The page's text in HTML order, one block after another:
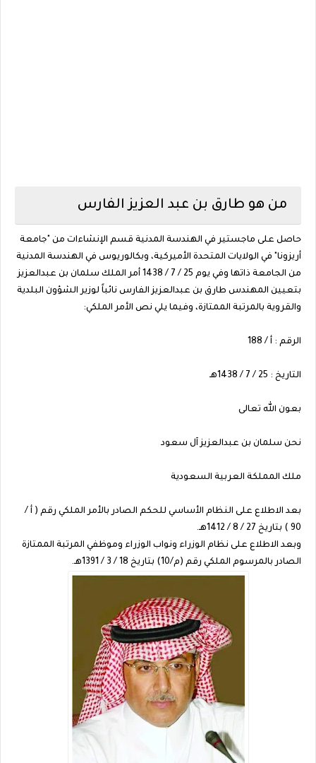
من هو طارق بن عبد العزيز الفارس
حاصل على ماجستير في الهندسة المدنية قسم الإنشاءات من "جامعة
أريزونا" في الولايات المتحدة الأميركية، وبكالوريوس في الهندسة المدنية
من الجامعة ذاتها وفي يوم 25 / 7 / 1438 أمر الملك سلمان بن عبدالعزيز
بتعيين المهندس طارق بن عبدالعزيز الفارس نائباً لوزير الشؤون البلدية
والقروية بالمرتبة الممتازة، وفيما يلي نص الأمر الملكي:
الرقم : أ / 188
التاريخ : 25 / 7 / 1438هـ
بعون الله تعالى
نحن سلمان بن عبدالعزيز آل سعود
ملك المملكة العربية السعودية
بعد الاطلاع على النظام الأساسي للحكم الصادر بالأمر الملكي رقم ( أ /
90 ) بتاريخ 27 / 8 / 1412هـ.
وبعد الاطلاع على نظام الوزراء ونواب الوزراء وموظفي المرتبة الممتازة
الصادر بالمرسوم الملكي رقم (م/10) بتاريخ 18 / 3 / 1391هـ.